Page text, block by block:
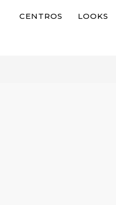
CENTROS LOOKS